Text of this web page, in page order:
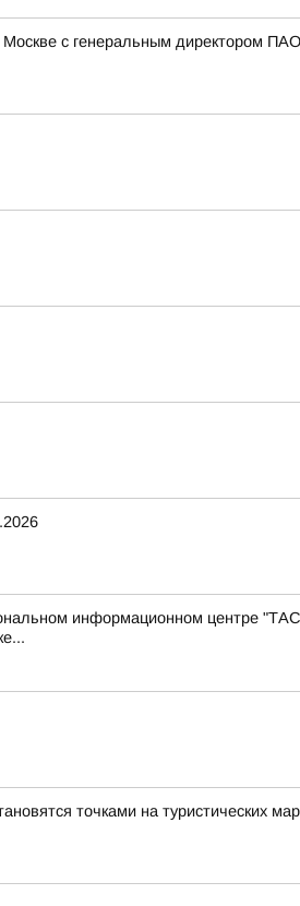
с генеральным директором
информационном центре
точками на туристических